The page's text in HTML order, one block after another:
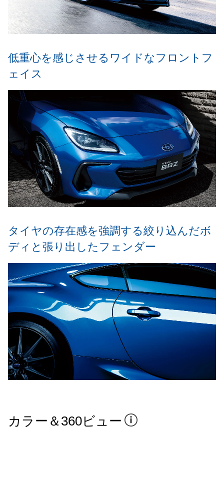
低重心を感じさせるワイドなフロントフ
ェイス
タイヤの存在感を強調する絞り込んだボ
ディと張り出したフェンダー
カラー＆360ビュー